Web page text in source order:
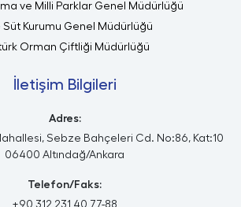
ve Milli Parklar Genel Müdürlüğü
Süt Kurumu Genel Müdürlüğü
Orman Çiftliği Müdürlüğü
İletişim Bilgileri
Adres:
Sebze Bahçeleri Cd. No:86, Kat:10
06400 Altındağ/Ankara
Telefon/Faks:
+90 312 231 40 77-88